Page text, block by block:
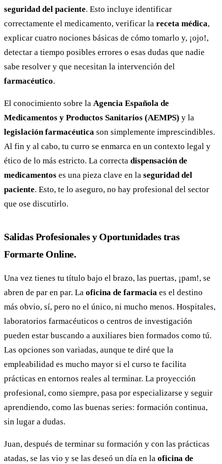
seguridad del paciente. Esto incluye identificar
correctamente el medicamento, verificar la receta médica,
explicar cuatro nociones básicas de cómo tomarlo y, ¡ojo!,
detectar a tiempo posibles errores o esas dudas que nadie
sabe resolver y que necesitan la intervención del
farmacéutico.
El conocimiento sobre la Agencia Española de
Medicamentos y Productos Sanitarios (AEMPS) y la
legislación farmacéutica son simplemente imprescindibles.
Al fin y al cabo, tu curro se enmarca en un contexto legal y
ético de lo más estricto. La correcta dispensación de
medicamentos es una pieza clave en la seguridad del
paciente. Esto, te lo aseguro, no hay profesional del sector
que ose discutirlo.
Salidas Profesionales y Oportunidades tras
Formarte Online.
Una vez tienes tu título bajo el brazo, las puertas, ¡pam!, se
abren de par en par. La oficina de farmacia es el destino
más obvio, sí, pero no el único, ni mucho menos. Hospitales,
laboratorios farmacéuticos o centros de investigación
pueden estar buscando a auxiliares bien formados como tú.
Las opciones son variadas, aunque te diré que la
empleabilidad es mucho mayor si el curso te facilita
prácticas en entornos reales al terminar. La proyección
profesional, como siempre, pasa por especializarse y seguir
aprendiendo, como las buenas series: formación continua,
sin lugar a dudas.
Juan, después de terminar su formación y con las prácticas
atadas, se las vio y se las deseó un día en la oficina de